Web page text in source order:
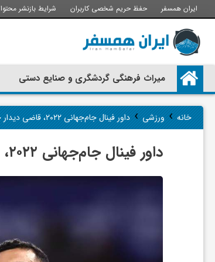
ایران همسفر حفظ حریم شخصی کاربران شرایط بازنشر محتوا
م
ی
میراث فرهنگی گردشگری و صنایع دستی
خانه›ورزشی›داور فینال جام‌جهانی ۲۰۲۲، قاضی دیدار حساس ایران و مصر شد+ عکس
داور فینال جام‌جهانی ۲۰۲۲، قاضی دیدار حساس ایران و مصر شد+ عکس